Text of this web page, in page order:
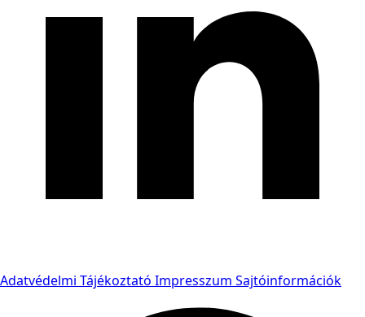
Adatvédelmi Tájékoztató Impresszum Sajtóinformációk